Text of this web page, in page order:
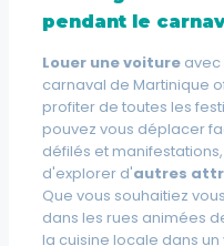
pendant le
Louer une voiture avec
carnaval de Martinique
profiter de toutes les
pouvez vous déplacer
défilés et
d'explorer d'autres
Que vous souhaitiez
dans les rues animées
la cuisine locale dans